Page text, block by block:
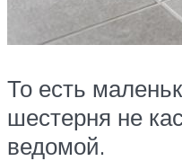
То есть
шестерня не
ведомой.